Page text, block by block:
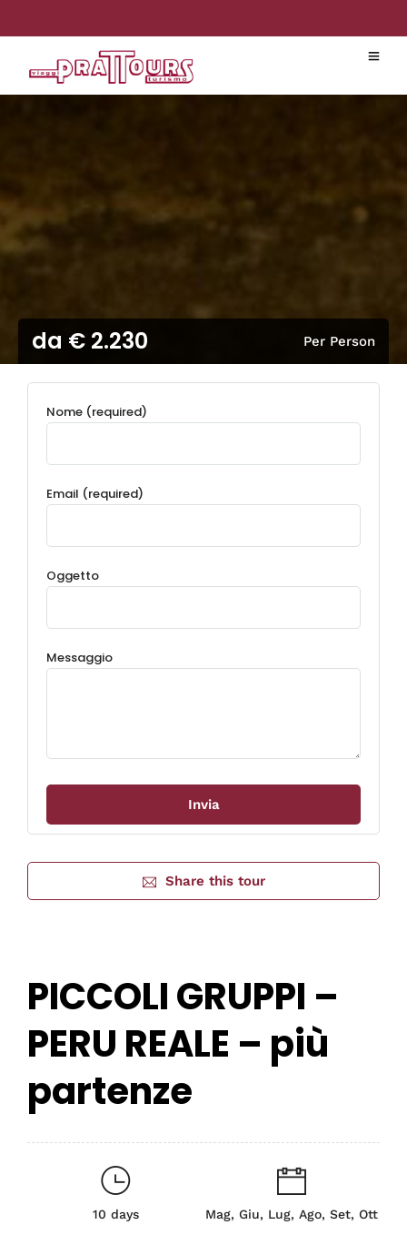
da € 2.230 Per Person
Nome (required)
Email (required)
Oggetto
Messaggio
Share this tour
PICCOLI GRUPPI –
PERU REALE – più
partenze
10 days Mag, Giu, Lug, Ago, Set, Ott